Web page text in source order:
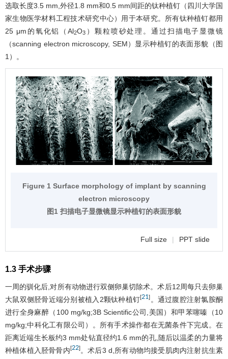
选取长度3.5 mm,外径1.8 mm和0.5 mm间距的钛种植钉（四川大学国
家生物医学材料工程技术研究中心）用于本研究。所有钛种植钉都用
25 μm的氧化铝（Al2O3 ）颗粒喷砂处理。通过扫描电子显微镜
（scanning electron microscopy, SEM）显示种植钉的表面形貌（ 图
1 ）。
Figure 1 Surface morphology of implant by scanning
electron microscopy
图1 扫描电子显微镜显示种植钉的表面形貌
Full size | PPT slide
1.3 手术步骤
一周的驯化后,对所有动物进行双侧卵巢切除术。术后12周每只去卵巢
大鼠双侧胫骨近端分别被植入2颗钛种植钉[21] 。通过腹腔注射氯胺酮
进行全身麻醉（100 mg/kg;3B Scientific公司,美国）和甲苯噻嗪（10
mg/kg;中科化工有限公司）。所有手术操作都在无菌条件下完成。在
距离近端生长板约3 mm处钻直径约1.6 mm的孔,随后以温柔的力量将
种植体植入胫骨骨内[22]。术后3 d,所有动物均接受肌肉内注射抗生素